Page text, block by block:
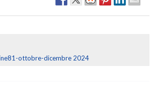
ottobre-dicembre 2024